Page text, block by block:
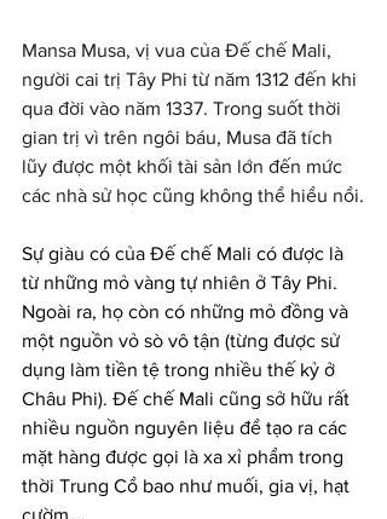
Mansa Musa, vị vua của Đế chế Mali,
người cai trị Tây Phi từ năm 1312 đến khi
qua đời vào năm 1337. Trong suốt thời
gian trị vì trên ngôi báu, Musa đã tích
lũy được một khối tài sản lớn đến mức
các nhà sử học cũng không thể hiểu nổi.
Sự giàu có của Đế chế Mali có được là
từ những mỏ vàng tự nhiên ở Tây Phi.
Ngoài ra, họ còn có những mỏ đồng và
một nguồn vỏ sò vô tận (từng được sử
dụng làm tiền tệ trong nhiều thế kỷ ở
Châu Phi). Đế chế Mali cũng sở hữu rất
nhiều nguồn nguyên liệu để tạo ra các
mặt hàng được gọi là xa xỉ phẩm trong
thời Trung Cổ bao như muối, gia vị, hạt
cườm…